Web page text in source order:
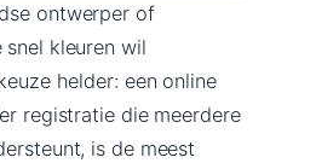
ontwerper of
kleuren wil
helder: een online
registratie die meerdere
is de meest